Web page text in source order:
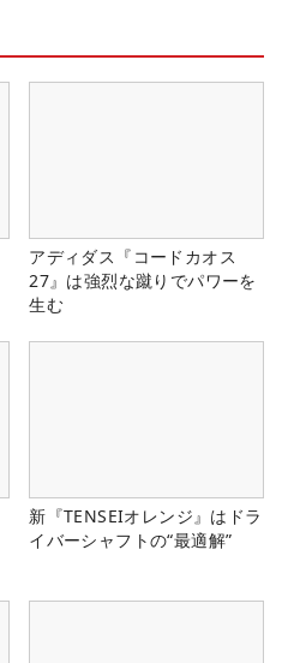
アディダス『コードカオス
27』は強烈な蹴りでパワーを
生む
新『TENSEIオレンジ』はドラ
イバーシャフトの“最適解”